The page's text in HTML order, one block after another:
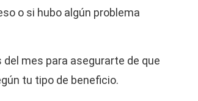
o si hubo algún problema
mes para asegurarte de que
tu tipo de beneficio.